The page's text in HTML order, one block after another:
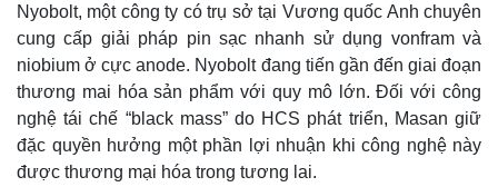
Nyobolt, một công ty có trụ sở tại Vương quốc Anh chuyên
cung cấp giải pháp pin sạc nhanh sử dụng vonfram và
niobium ở cực anode. Nyobolt đang tiến gần đến giai đoạn
thương mai hóa sản phẩm với quy mô lớn. Đối với công
nghệ tái chế “black mass” do HCS phát triển, Masan giữ
đặc quyền hưởng một phần lợi nhuận khi công nghệ này
được thương mại hóa trong tương lai.